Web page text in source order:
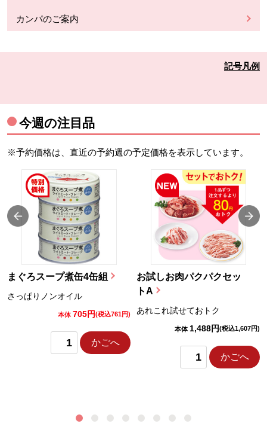
カンパのご案内
記号凡例
今週の注目品
※予約価格は、直近の予約週の予定価格を表示しています。
まぐろスープ煮缶4缶組
さっぱりノンオイル
本体 705円(税込761円)
かごへ
お試しお肉パクパクセッ
トA
あれこれ試せておトク
本体 1,488円(税込1,607円)
かごへ